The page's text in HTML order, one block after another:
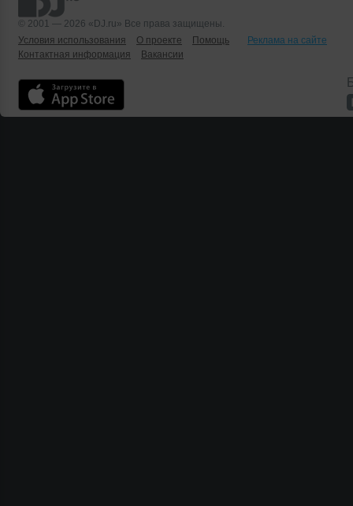
© 2001 — 2026 «DJ.ru» Все права защищены.
Условия использования
О проекте Помощь
Реклама на сайте
Контактная информация
Вакансии